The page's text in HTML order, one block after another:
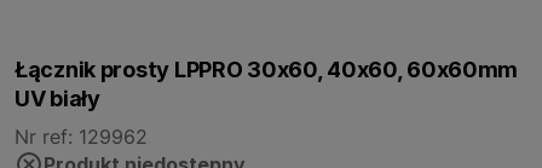
Łącznik prosty LPPRO 30x60, 40x60, 60x60mm
UV biały
Nr ref: 129962